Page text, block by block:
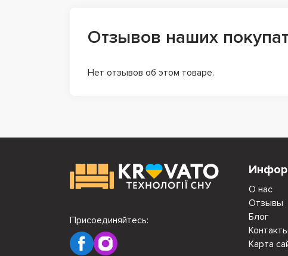
Отзывов наших
Нет отзывов об этом товаре.
О нас
Отзывы
Блог
Контакты
Карта
Присоединяйтесь: